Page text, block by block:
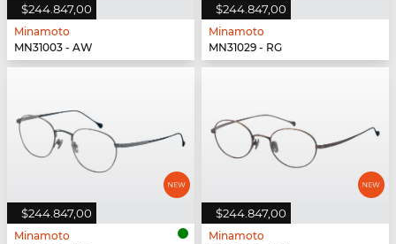
$244.847,00
Minamoto
MN31003 - AW
$244.847,00
Minamoto
MN31029 - RG
$244.847,00
Minamoto
$244.847,00
Minamoto